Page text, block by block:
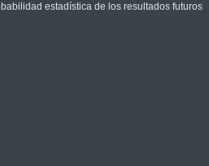
estadística de los resultados futuros